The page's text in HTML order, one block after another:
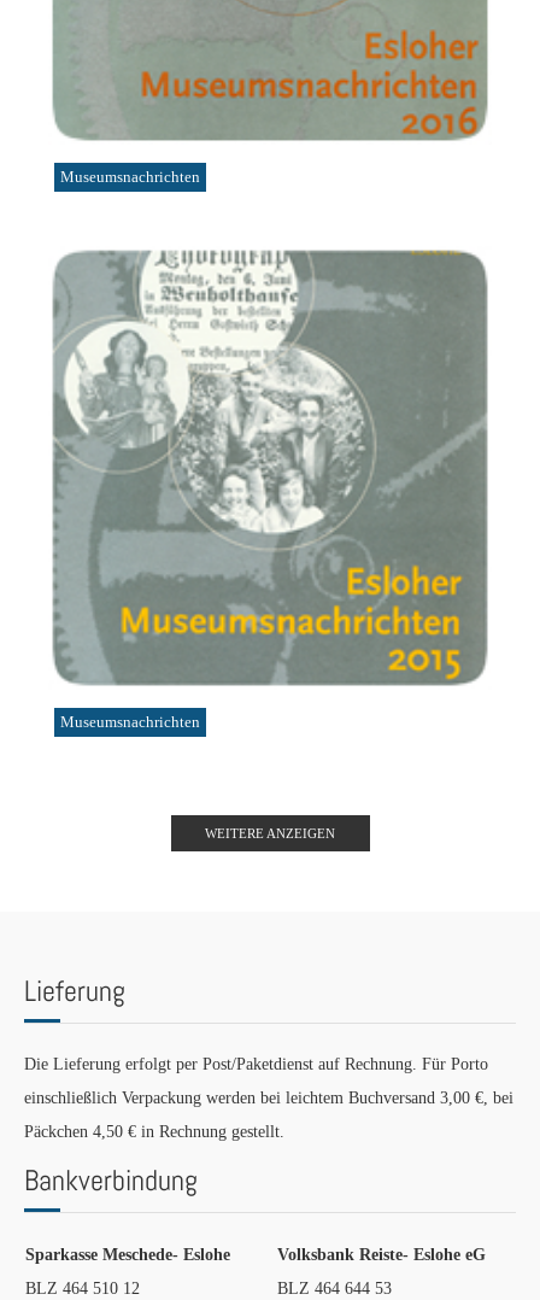
Museumsnachrichten
Museumsnachrichten
WEITERE ANZEIGEN
Lieferung
Die Lieferung erfolgt per Post/Paketdienst auf Rechnung. Für Porto
einschließlich Verpackung werden bei leichtem Buchversand 3,00 €, bei
Päckchen 4,50 € in Rechnung gestellt.
Bankverbindung
Sparkasse Meschede- Eslohe
BLZ 464 510 12
Volksbank Reiste- Eslohe eG
BLZ 464 644 53